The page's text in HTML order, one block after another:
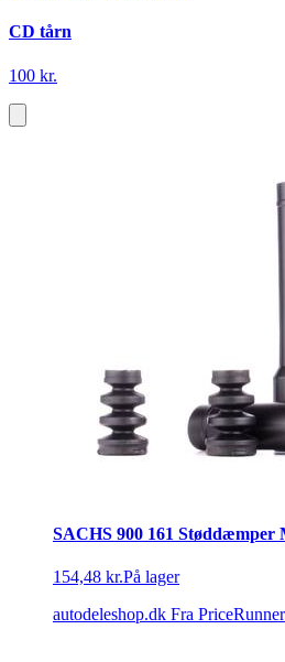
CD tårn
100 kr.
SACHS 900 161
154,48 kr.På lager
autodeleshop.dk Fra PriceRunner